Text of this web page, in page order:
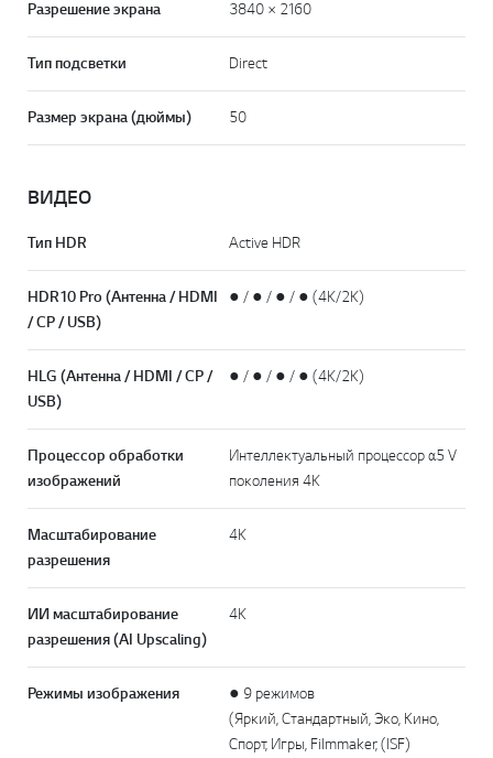
Разрешение экрана 3840 × 2160
Тип подсветки Direct
Размер экрана (дюймы) 50
ВИДЕО
Тип HDR Active HDR
HDR10 Pro (Антенна / HDMI
/ CP / USB)
● / ● / ● / ● (4K/2K)
HLG (Антенна / HDMI / CP /
USB)
● / ● / ● / ● (4K/2K)
Процессор обработки
изображений
Интеллектуальный процессор α5 V
поколения 4K
Масштабирование
разрешения
4K
ИИ масштабирование
разрешения (AI Upscaling)
4K
Режимы изображения
● 9 режимов
(Яркий, Стандартный, Эко, Кино,
Спорт, Игры, Filmmaker, (ISF)